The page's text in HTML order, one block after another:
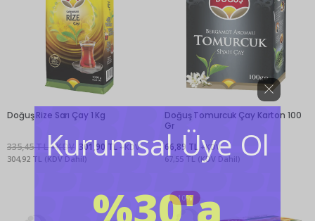
Kurumsal Üye Ol
%30'a
Doğuş Rize Sarı Çay 1 Kg
335,45 TL +KDV 301,90 TL +KDV
304,92 TL (KDV Dahil)
Doğuş Tomurcuk Çay Karton 100
Gr
66,89 TL +KDV
67,55 TL (KDV Dahil)
10%